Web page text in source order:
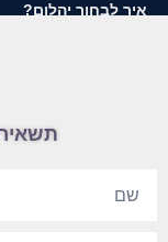
איך לבחור יהלום?